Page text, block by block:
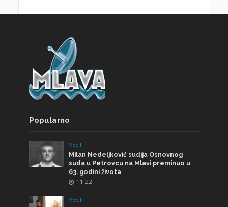
Popularno
VESTI
Milan Nedeljković sudija Osnovnog
suda u Petrovcu na Mlavi preminuo u
63. godini života
11:22
VESTI